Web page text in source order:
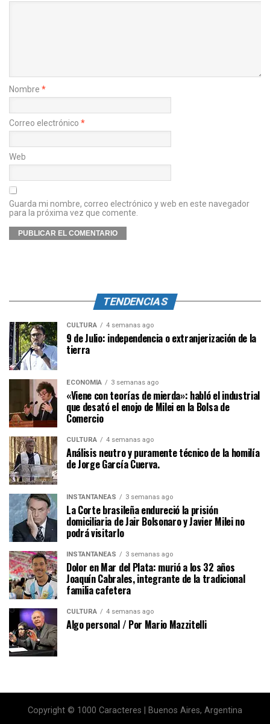
Nombre *
Correo electrónico *
Web
Guarda mi nombre, correo electrónico y web en este navegador
para la próxima vez que comente.
TENDENCIAS
CULTURA 4 semanas ago
9 de Julio: independencia o extranjerización de la
tierra
ECONOMÍA 3 semanas ago
«Viene con teorías de mierda»: habló el industrial
que desató el enojo de Milei en la Bolsa de
Comercio
CULTURA 4 semanas ago
Análisis neutro y puramente técnico de la homilía
de Jorge García Cuerva.
INSTANTÁNEAS 3 semanas ago
La Corte brasileña endureció la prisión
domiciliaria de Jair Bolsonaro y Javier Milei no
podrá visitarlo
INSTANTÁNEAS 3 semanas ago
Dolor en Mar del Plata: murió a los 32 años
Joaquín Cabrales, integrante de la tradicional
familia cafetera
CULTURA 4 semanas ago
Algo personal / Por Mario Mazzitelli
Copyright © 1000 Caracteres | Buenos Aires, Argentina